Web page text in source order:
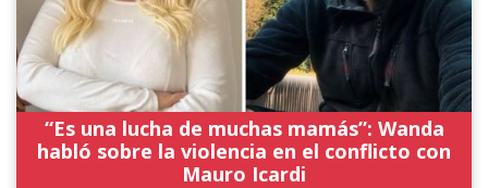
“Es una lucha de muchas mamás”: Wanda
habló sobre la violencia en el conflicto con
Mauro Icardi